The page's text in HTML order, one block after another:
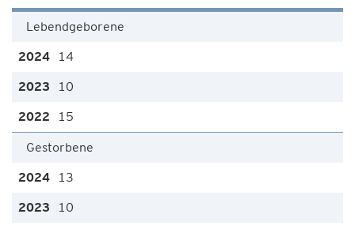
Lebendgeborene
14
10
15
Gestorbene
13
10